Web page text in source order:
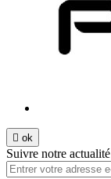
 ok
Suivre notre actualité